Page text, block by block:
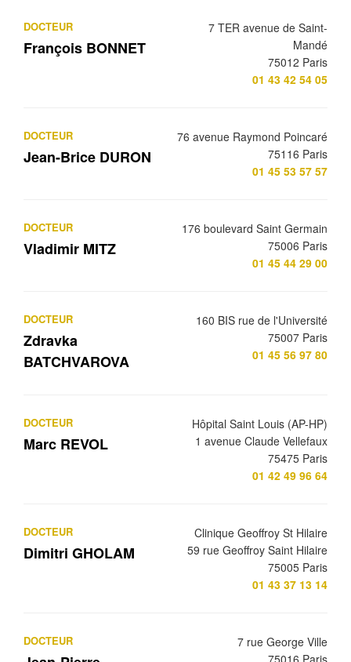
DOCTEUR
François BONNET
7 TER avenue de Saint-
Mandé
75012 Paris
01 43 42 54 05
DOCTEUR
Jean-Brice DURON
76 avenue Raymond Poincaré
75116 Paris
01 45 53 57 57
DOCTEUR
Vladimir MITZ
176 boulevard Saint Germain
75006 Paris
01 45 44 29 00
DOCTEUR
Zdravka
BATCHVAROVA
160 BIS rue de l'Université
75007 Paris
01 45 56 97 80
DOCTEUR
Marc REVOL
Hôpital Saint Louis (AP-HP)
1 avenue Claude Vellefaux
75475 Paris
01 42 49 96 64
DOCTEUR
Dimitri GHOLAM
Clinique Geoffroy St Hilaire
59 rue Geoffroy Saint Hilaire
75005 Paris
01 43 37 13 14
DOCTEUR
7 rue George Ville